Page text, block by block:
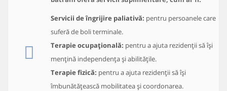
Servicii de îngrijire paliativă: pentru persoanele care
suferă de boli terminale.
Terapie ocupațională: pentru a ajuta rezidenții să își
mențină independența și abilitățile.
Terapie fizică: pentru a ajuta rezidenții să își
îmbunătățească mobilitatea și coordonarea.